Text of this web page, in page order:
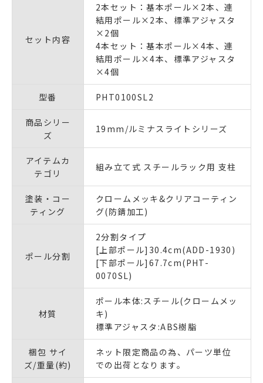
セット内容
2本セット：基本ポール×2本、連
結用ポール×2本、標準アジャスタ
×2個
4本セット：基本ポール×4本、連
結用ポール×4本、標準アジャスタ
×4個
型番 PHT0100SL2
商品シリー
ズ
19mm/ルミナスライトシリーズ
アイテムカ
テゴリ
組み立て式 スチールラック用 支柱
塗装・コー
ティング
クロームメッキ&クリアコーティン
グ(防錆加工)
ポール分割
2分割タイプ
[上部ポール]30.4cm(ADD-1930)
[下部ポール]67.7cm(PHT-
0070SL)
材質
ポール本体:スチール(クロームメッ
キ)
標準アジャスタ:ABS樹脂
梱包 サイ
ズ/重量(約)
ネット限定商品の為、パーツ単位
での出荷となります。